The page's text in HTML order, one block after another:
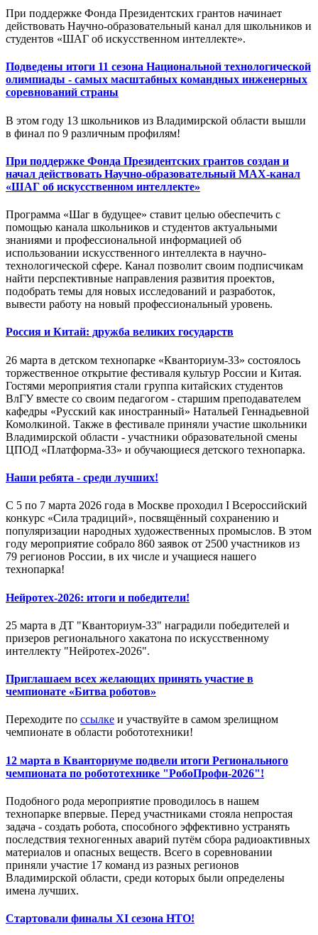
При поддержке Фонда Президентских грантов начинает
действовать Научно-образовательный канал для школьников и
студентов «ШАГ об искусственном интеллекте».
Подведены итоги 11 сезона Национальной технологической
олимпиады - самых масштабных командных инженерных
соревнований страны
В этом году 13 школьников из Владимирской области вышли
в финал по 9 различным профилям!
При поддержке Фонда Президентских грантов создан и
начал действовать Научно-образовательный MAX-канал
«ШАГ об искусственном интеллекте»
Программа «Шаг в будущее» ставит целью обеспечить с
помощью канала школьников и студентов актуальными
знаниями и профессиональной информацией об
использовании искусственного интеллекта в научно-
технологической сфере. Канал позволит своим подписчикам
найти перспективные направления развития проектов,
подобрать темы для новых исследований и разработок,
вывести работу на новый профессиональный уровень.
Россия и Китай: дружба великих государств
26 марта в детском технопарке «Кванториум-33» состоялось
торжественное открытие фестиваля культур России и Китая.
Гостями мероприятия стали группа китайских студентов
ВлГУ вместе со своим педагогом - старшим преподавателем
кафедры «Русский как иностранный» Натальей Геннадьевной
Комолкиной. Также в фестивале приняли участие школьники
Владимирской области - участники образовательной смены
ЦПОД «Платформа-33» и обучающиеся детского технопарка.
Наши ребята - среди лучших!
С 5 по 7 марта 2026 года в Москве проходил I Всероссийский
конкурс «Сила традиций», посвящённый сохранению и
популяризации народных художественных промыслов. В этом
году мероприятие собрало 860 заявок от 2500 участников из
79 регионов России, в их числе и учащиеся нашего
технопарка!
Нейротех-2026: итоги и победители!
25 марта в ДТ "Кванториум-33" наградили победителей и
призеров регионального хакатона по искусственному
интеллекту "Нейротех-2026".
Приглашаем всех желающих принять участие в
чемпионате «Битва роботов»
Переходите по ссылке и участвуйте в самом зрелищном
чемпионате в области робототехники!
12 марта в Кванториуме подвели итоги Регионального
чемпионата по робототехнике "РобоПрофи-2026"!
Подобного рода мероприятие проводилось в нашем
технопарке впервые. Перед участниками стояла непростая
задача - создать робота, способного эффективно устранять
последствия техногенных аварий путём сбора радиоактивных
материалов и опасных веществ. Всего в соревновании
приняли участие 17 команд из разных регионов
Владимирской области, среди которых были определены
имена лучших.
Стартовали финалы XI сезона НТО!